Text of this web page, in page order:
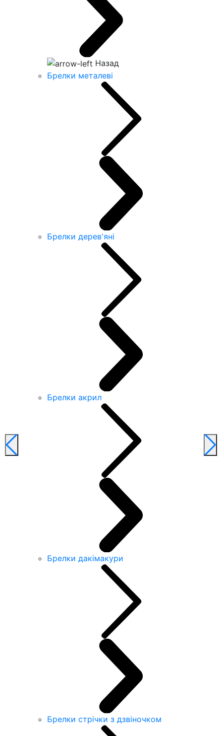
Назад
Брелки металеві
Брелки дерев'яні
Брелки акрил
Брелки дакімакури
Брелки стрічки з дзвіночком